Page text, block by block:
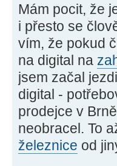
Mám pocit, že
i přesto se
vím, že pokud
na digital na
jsem začal
digital -
prodejce v
neobracel. To
železnice od